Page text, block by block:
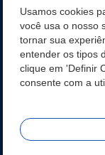
GUIA RÁPIDO
SALA DO
REDES SOCIAIS
Usamos cookies
você usa o nosso
tornar sua
entender os tipos
clique em 'Definir
consente com a